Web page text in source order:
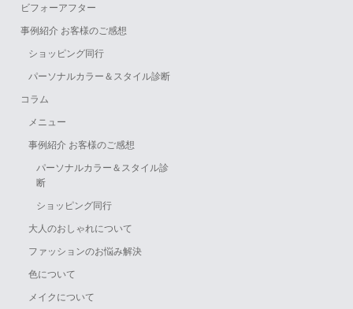
ビフォーアフター
事例紹介 お客様のご感想
ショッピング同行
パーソナルカラー＆スタイル診断
コラム
メニュー
事例紹介 お客様のご感想
パーソナルカラー＆スタイル診
断
ショッピング同行
大人のおしゃれについて
ファッションのお悩み解決
色について
メイクについて